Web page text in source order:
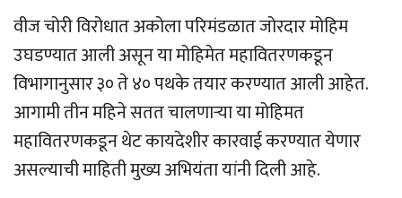
वीज चोरी विरोधात अकोला परिमंडळात जोरदार मोहिम
उघडण्यात आली असून या मोहिमेत महावितरणकडून
विभागानुसार ३० ते ४० पथके तयार करण्यात आली आहेत.
आगामी तीन महिने सतत चालणाऱ्या या मोहिमत
महावितरणकडून थेट कायदेशीर कारवाई करण्यात येणार
असल्याची माहिती मुख्य अभियंता यांनी दिली आहे.